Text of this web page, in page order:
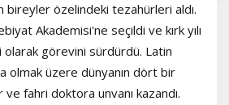
bireyler özelindeki tezahürleri aldı.
Akademisi'ne seçildi ve kırk yılı
olarak görevini sürdürdü. Latin
olmak üzere dünyanın dört bir
fahri doktora unvanı kazandı.